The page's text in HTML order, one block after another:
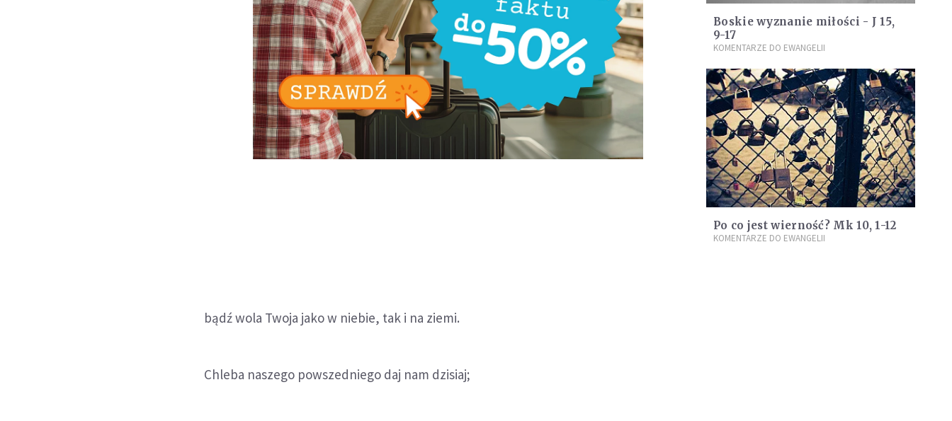
bądź wola Twoja jako w niebie, tak i na ziemi.
Chleba naszego powszedniego daj nam dzisiaj;
Boskie wyznanie miłości - J 15,
9-17
KOMENTARZE DO EWANGELII
Po co jest wierność? Mk 10, 1-12
KOMENTARZE DO EWANGELII